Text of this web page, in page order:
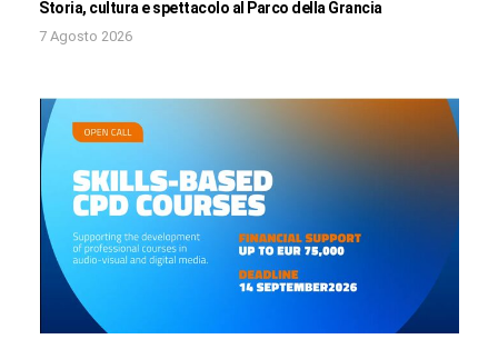
Storia, cultura e spettacolo al Parco della Grancia
7 Agosto 2026